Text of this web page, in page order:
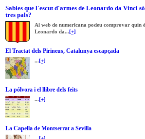
Sabies que l'escut d'armes de Leonardo da Vinci
tres pals?
Al web de numericana podeu comprovar quin
Leonardo da...[+]
El Tractat dels Pirineus, Catalunya escapçada
...[+]
La pólvora i el llibre dels feits
...[+]
La Capella de Montserrat a Sevilla
[+]